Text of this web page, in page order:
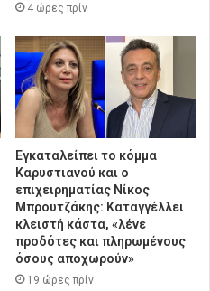
4 ώρες πρίν
Εγκαταλείπει το κόμμα
Καρυστιανού και ο
επιχειρηματίας Νίκος
Μπρουτζάκης: Καταγγέλλει
κλειστή κάστα, «λένε
προδότες και πληρωμένους
όσους αποχωρούν»
19 ώρες πρίν